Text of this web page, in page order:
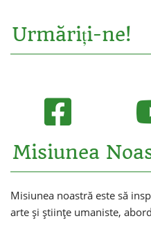
Urmăriți-ne!
Misiunea
Misiunea noastră este să
arte și științe umaniste,